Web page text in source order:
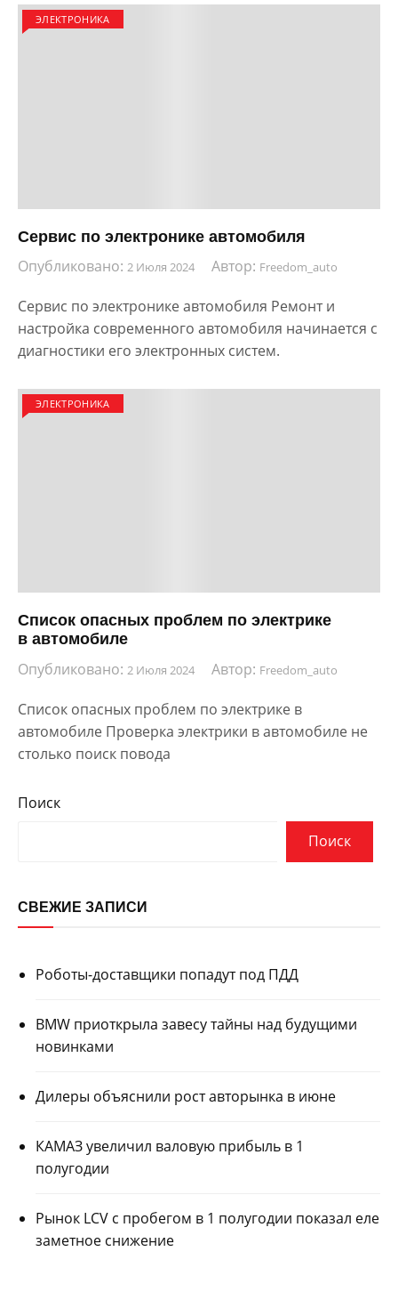
ЭЛЕКТРОНИКА
Сервис по электронике автомобиля
Опубликовано: 2 Июля 2024 Автор: Freedom_auto
Сервис по электронике автомобиля Ремонт и
настройка современного автомобиля начинается с
диагностики его электронных систем.
ЭЛЕКТРОНИКА
Список опасных проблем по электрике
в автомобиле
Опубликовано: 2 Июля 2024 Автор: Freedom_auto
Список опасных проблем по электрике в
автомобиле Проверка электрики в автомобиле не
столько поиск повода
Поиск
Поиск
СВЕЖИЕ ЗАПИСИ
Роботы-доставщики попадут под ПДД
BMW приоткрыла завесу тайны над будущими
новинками
Дилеры объяснили рост авторынка в июне
КАМАЗ увеличил валовую прибыль в 1
полугодии
Рынок LCV с пробегом в 1 полугодии показал еле
заметное снижение